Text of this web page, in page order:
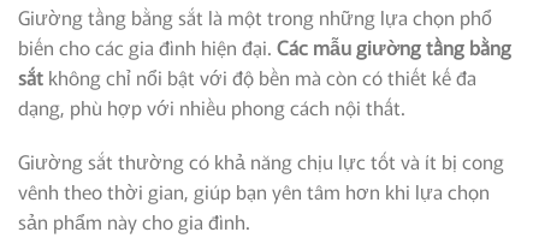
Giường tầng bằng sắt là một trong những lựa chọn phổ
biến cho các gia đình hiện đại. Các mẫu giường tầng bằng
sắt không chỉ nổi bật với độ bền mà còn có thiết kế đa
dạng, phù hợp với nhiều phong cách nội thất.
Giường sắt thường có khả năng chịu lực tốt và ít bị cong
vênh theo thời gian, giúp bạn yên tâm hơn khi lựa chọn
sản phẩm này cho gia đình.